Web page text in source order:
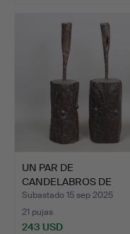
UN PAR DE
CANDELABROS DE
ROBLE TALLADO Y H…
Subastado 15 sep 2025
21 pujas
243 USD